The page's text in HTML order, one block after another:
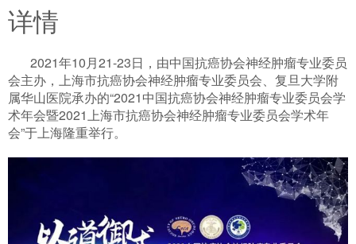
详情
2021年10月21-23日，由中国抗癌协会神经肿瘤专业委员
会主办，上海市抗癌协会神经肿瘤专业委员会、复旦大学附
属华山医院承办的“2021中国抗癌协会神经肿瘤专业委员会学
术年会暨2021上海市抗癌协会神经肿瘤专业委员会学术年
会”于上海隆重举行。